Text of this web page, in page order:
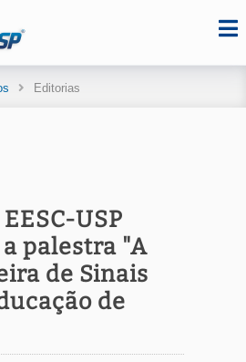
Editorias
USP
palestra "A
de Sinais
de